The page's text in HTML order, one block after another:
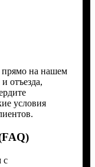
прямо на нашем
отъезда,
условия
с